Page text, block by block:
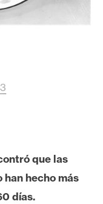
que las
han hecho más
días.